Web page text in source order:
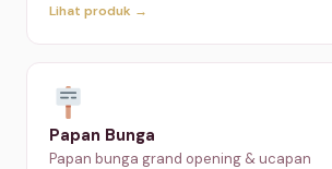
Lihat produk →
Papan Bunga
Papan bunga grand opening & ucapan